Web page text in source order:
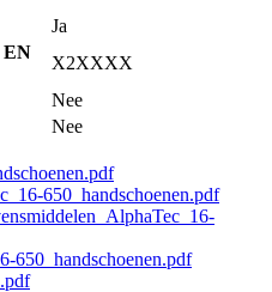
Ja
EN
X2XXXX
Nee
Nee
650_handschoenen.pdf
650_handschoenen.pdf